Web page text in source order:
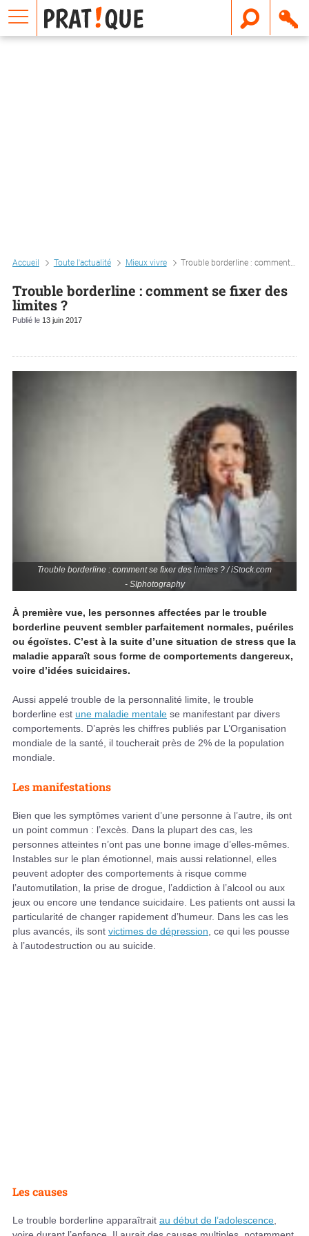
Accueil Toute l'actualité Mieux vivre Trouble borderline : comment se fixer des limites ?
Trouble borderline : comment se fixer des
limites ?
Publié le 13 juin 2017
Trouble borderline : comment se fixer des limites ? / iStock.com
- SIphotography
À première vue, les personnes affectées par le trouble
borderline peuvent sembler parfaitement normales, puériles
ou égoïstes. C’est à la suite d’une situation de stress que la
maladie apparaît sous forme de comportements dangereux,
voire d’idées suicidaires.
Aussi appelé trouble de la personnalité limite, le trouble
borderline est une maladie mentale se manifestant par divers
comportements. D’après les chiffres publiés par L’Organisation
mondiale de la santé, il toucherait près de 2% de la population
mondiale.
Les manifestations
Bien que les symptômes varient d’une personne à l’autre, ils ont
un point commun : l’excès. Dans la plupart des cas, les
personnes atteintes n’ont pas une bonne image d’elles-mêmes.
Instables sur le plan émotionnel, mais aussi relationnel, elles
peuvent adopter des comportements à risque comme
l’automutilation, la prise de drogue, l’addiction à l’alcool ou aux
jeux ou encore une tendance suicidaire. Les patients ont aussi la
particularité de changer rapidement d’humeur. Dans les cas les
plus avancés, ils sont victimes de dépression , ce qui les pousse
à l’autodestruction ou au suicide.
Les causes
Le trouble borderline apparaîtrait au début de l’adolescence
E
m
a